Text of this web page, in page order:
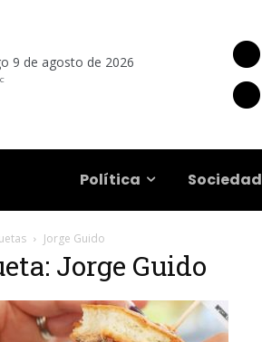
9 de agosto de 2026
C
Política Sociedad
Jorge Guido
Jorge Guido